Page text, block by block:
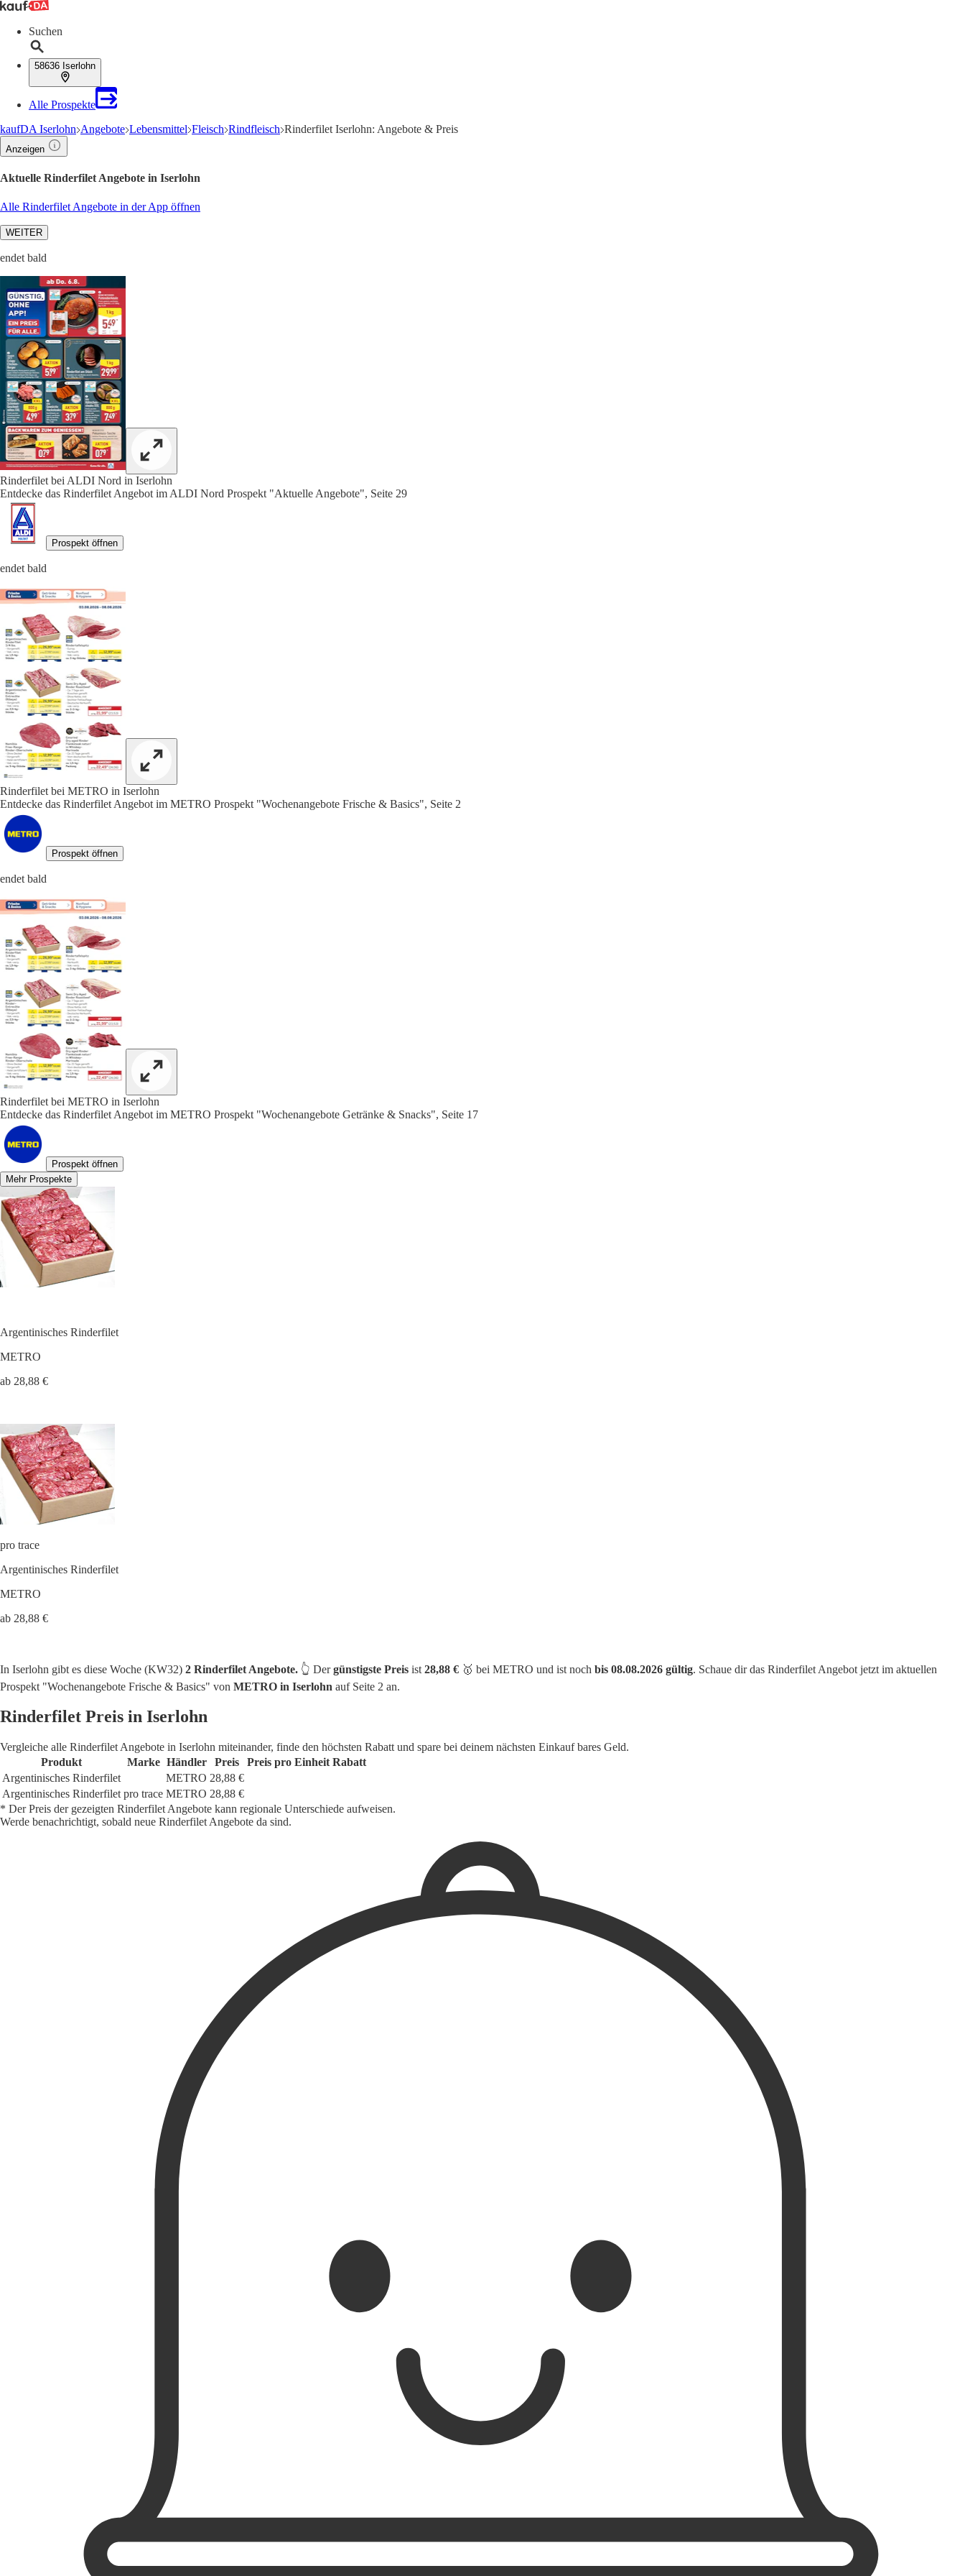
Suchen
58636 Iserlohn
Alle Prospekte
kaufDA Iserlohn Angebote Lebensmittel Fleisch Rindfleisch Rinderfilet Iserlohn: Angebote & Preis
Anzeigen
Aktuelle Rinderfilet Angebote in Iserlohn
Alle Rinderfilet Angebote in der App öffnen
WEITER
endet bald
Rinderfilet bei ALDI Nord in Iserlohn
Entdecke das Rinderfilet Angebot im ALDI Nord Prospekt "Aktuelle Angebote", Seite 29
Prospekt öffnen
endet bald
Rinderfilet bei METRO in Iserlohn
Entdecke das Rinderfilet Angebot im METRO Prospekt "Wochenangebote Frische & Basics", Seite 2
Prospekt öffnen
endet bald
Rinderfilet bei METRO in Iserlohn
Entdecke das Rinderfilet Angebot im METRO Prospekt "Wochenangebote Getränke & Snacks", Seite 17
Prospekt öffnen
Mehr Prospekte
Argentinisches Rinderfilet
METRO
ab 28,88 €
pro trace
Argentinisches Rinderfilet
METRO
ab 28,88 €
In Iserlohn gibt es diese Woche (KW32) 2 Rinderfilet Angebote. 👆 Dergünstigste Preis ist 28,88 € 🥇 bei METRO und ist noch bis 08.08.2026 gültig. Schaue dir das Rinderfilet Angebot jetzt im aktuellen
Prospekt "Wochenangebote Frische & Basics" von METRO in Iserlohn auf Seite 2 an.
Rinderfilet Preis in Iserlohn
Vergleiche alle Rinderfilet Angebote in Iserlohn miteinander, finde den höchsten Rabatt und spare bei deinem nächsten Einkauf bares Geld.
Produkt
Marke Händler Preis Preis pro Einheit Rabatt
Argentinisches Rinderfilet
METRO 28,88 €
Argentinisches Rinderfilet pro trace METRO 28,88 €
* Der Preis der gezeigten Rinderfilet Angebote kann regionale Unterschiede aufweisen.
Werde benachrichtigt, sobald neue Rinderfilet Angebote da sind.